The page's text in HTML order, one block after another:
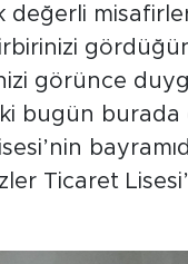
değerli
görünce
ki bugün
Ticaret